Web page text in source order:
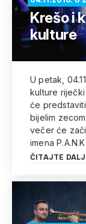
Krešo i
kulture
U petak,
kulture
će
bijelim
večer će
imena
ČITAJTE